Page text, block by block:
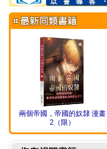
兩個帝國，帝國的奴隸 漫畫
2（限）